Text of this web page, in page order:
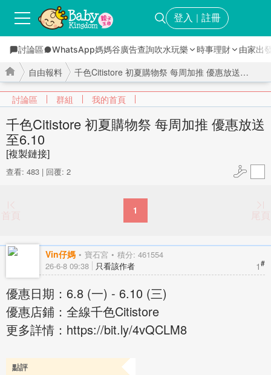
登入 ｜ 註冊
討論區 WhatsApp媽媽谷廣告查詢吹水玩樂 時事理財 由家出
討論區 群組 我的首頁
›
自由報料 千色Citistore 初夏購物祭 每周加推 優惠放送 至6.10 ...
查看: 483 | 回覆: 2
千色Citistore 初夏購物祭 每周加推 優惠放送
至6.10
[複製鏈接]
首頁 1 尾頁
Vin仔媽 寶石宮 積分: 461554
1#
26-6-8 09:38 只看該作者
優惠日期：6.8 (一) - 6.10 (三)
優惠店鋪：全線千色Citistore
更多詳情：https://bit.ly/4vQCLM8
點評